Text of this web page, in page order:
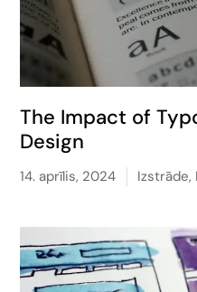
The Impact of
Design
14. aprīlis, 2024 Izstrāde,